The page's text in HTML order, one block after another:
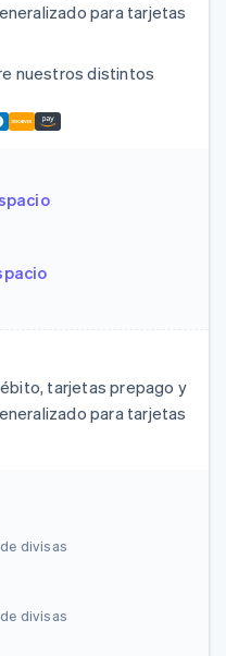
para tarjetas
nuestros distintos
tarjetas prepago y
para tarjetas
divisas
divisas